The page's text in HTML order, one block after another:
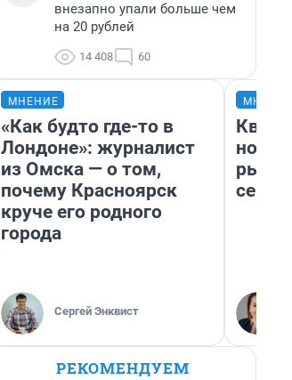
внезапно упали больше чем
на 20 рублей
14 408 60
МНЕНИЕ
«Как будто где-то в
Лондоне»: журналист
из Омска — о том,
почему Красноярск
круче его родного
города
Сергей Энквист
но
РЕКОМЕНДУЕМ